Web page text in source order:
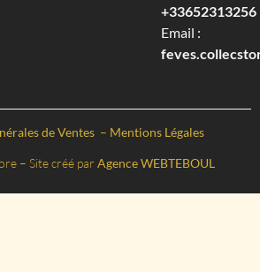
+33652313256‬
Email :
de Ventes – Mentions Légales
– Site créé par Agence WEBTEBOUL